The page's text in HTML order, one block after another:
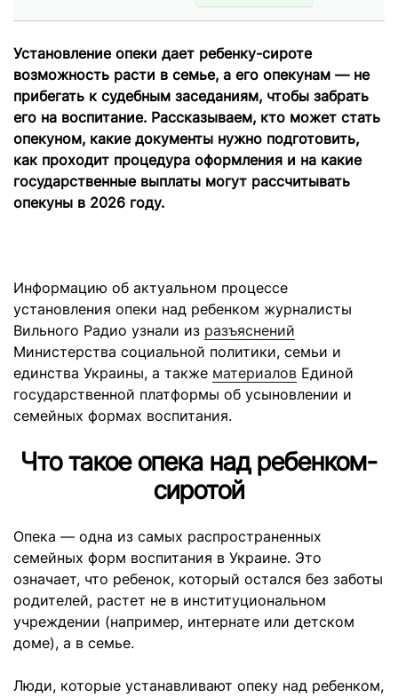
Установление опеки дает ребенку-сироте
возможность расти в семье, а его опекунам — не
прибегать к судебным заседаниям, чтобы забрать
его на воспитание. Рассказываем, кто может стать
опекуном, какие документы нужно подготовить,
как проходит процедура оформления и на какие
государственные выплаты могут рассчитывать
опекуны в 2026 году.
Информацию об актуальном процессе
установления опеки над ребенком журналисты
Вильного Радио узнали из разъяснений
Министерства социальной политики, семьи и
единства Украины, а также материалов Единой
государственной платформы об усыновлении и
семейных формах воспитания.
Что такое опека над ребенком-
сиротой
Опека — одна из самых распространенных
семейных форм воспитания в Украине. Это
означает, что ребенок, который остался без заботы
родителей, растет не в институциональном
учреждении (например, интернате или детском
доме), а в семье.
Люди, которые устанавливают опеку над ребенком,